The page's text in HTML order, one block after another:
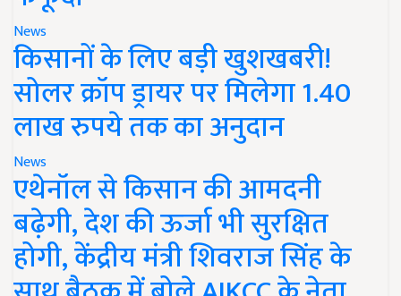
News
किसानों के लिए बड़ी खुशखबरी!
सोलर क्रॉप ड्रायर पर मिलेगा 1.40
लाख रुपये तक का अनुदान
News
एथेनॉल से किसान की आमदनी
बढ़ेगी, देश की ऊर्जा भी सुरक्षित
होगी, केंद्रीय मंत्री शिवराज सिंह के